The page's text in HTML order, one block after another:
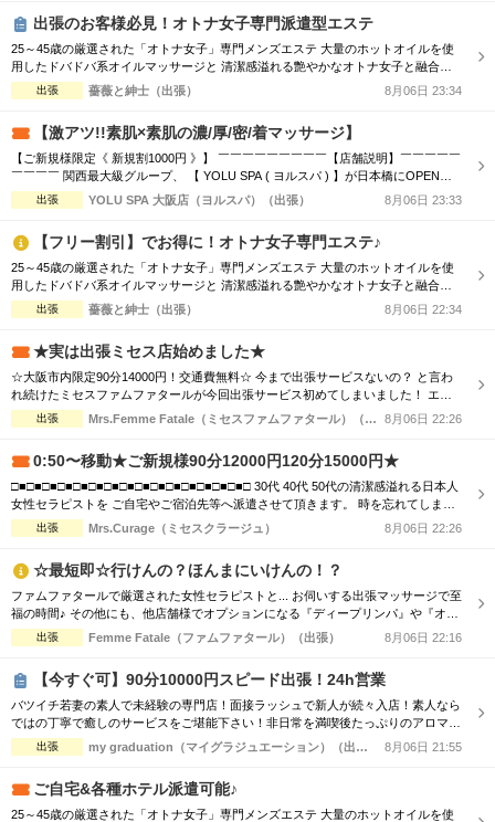
出張のお客様必見！オトナ女子専門派遣型エステ
25～45歳の厳選された「オトナ女子」専門メンズエステ 大量のホットオイルを使
用したドバドバ系オイルマッサージと 清潔感溢れる艶やかなオトナ女子と融合
で、優雅なひと時をお楽しみください。 【新規割引】ご新規様にお得♪ ご新規様限
定で総額から『3,000円』割引！ 90分 16,500円 → 13,500円（税込） 120分
出張 薔薇と紳士（出張） 8月06日 23:34
【激アツ!!素肌×素肌の濃/厚/密/着マッサージ】
【ご新規様限定《 新規割1000円 》】 ￣￣￣￣￣￣￣￣￣【店舗説明】￣￣￣￣￣
￣￣￣￣ 関西最大級グループ、 【 YOLU SPA ( ヨルスパ ) 】が日本橋にOPEN！
あなたの常識を超える、 「五感ブチヌクとびきり体験」を提供いたします。 お客
様に、選ばれる、愛される、ハマってしまう、 そんな” エリアNo.1 ” メンズエステ
出張 YOLU SPA 大阪店（ヨルスパ）（出張） 8月06日 23:33
【フリー割引】でお得に！オトナ女子専門エステ♪
25～45歳の厳選された「オトナ女子」専門メンズエステ 大量のホットオイルを使
用したドバドバ系オイルマッサージと 清潔感溢れる艶やかなオトナ女子と融合
で、優雅なひと時をお楽しみください。 【新規割引】ご新規様にお得♪ ご新規様限
定で総額から『3,000円』割引！ 90分 16,500円 → 13,500円（税込） 120分
出張 薔薇と紳士（出張） 8月06日 22:34
★実は出張ミセス店始めました★
☆大阪市内限定90分14000円！交通費無料☆ 今まで出張サービスないの？ と言わ
れ続けたミセスファムファタールが今回出張サービス初めてしまいました！ エリ
アによっては交通費の差が出ますので詳細はTELにてお伝えさせて頂きます。 90
分コース14000円 120分コース18000円 でのご案内☆ 是非この機会に一度お電話お
出張 Mrs.Femme Fatale（ミセスファムファタール）（出張）8月06日 22:26
0:50〜移動★ご新規様90分12000円120分15000円★
□■□■□■□■□■□■□■□■□■□■□■□■□■□■□■□ 30代 40代 50代の清潔感溢れる日本人
女性セラピストを ご自宅やご宿泊先等へ派遣させて頂きます。 時を忘れてしまう
程の癒しと心のこもった おもてなしをお届けします。 □■□■□■□■□■□■□■□■□■□
■□■□■□■□■□■□ お客様の日々のお疲れやストレスを心身共に癒す為 優しさ・気
出張 Mrs.Curage（ミセスクラージュ） 8月06日 22:26
☆最短即☆行けんの？ほんまにいけんの！？
ファムファタールで厳選された女性セラピストと... お伺いする出張マッサージで至
福の時間♪ その他にも、他店舗様でオプションになる『ディープリンパ』や『オイ
ル増量』などメンズエステでは必須とも言えるサービスも当店では基本コースに含
まれております。 その為、「コース料金に+αで支払わなければお楽しみいただけ
をお過ごしください...
出張 Femme Fatale（ファムファタール）（出張） 8月06日 22:16
【今すぐ可】90分10000円スピード出張！24h営業
バツイチ若妻の素人で未経験の専門店！面接ラッシュで新人が続々入店！素人なら
ではの丁寧で癒しのサービスをご堪能下さい！非日常を満喫後たっぷりのアロマオ
イルトリートメントで心体を癒してください！ ■□■□■□■□■□■□■□■□■□■□■□
【Aroma&Spaコース】 ・90分￥10000 ・120分￥15000 □■□■□■□■□■□■□■□■□■
出張 my graduation（マイグラジュエーション）（出張） 8月06日 21:55
ご自宅&各種ホテル派遣可能♪
25～45歳の厳選された「オトナ女子」専門メンズエステ 大量のホットオイルを使